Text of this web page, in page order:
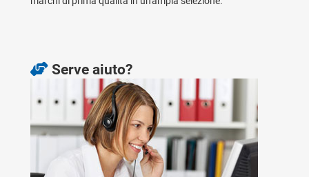
Serve aiuto?